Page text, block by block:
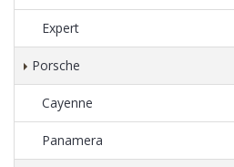
Expert
Porsche
Cayenne
Panamera